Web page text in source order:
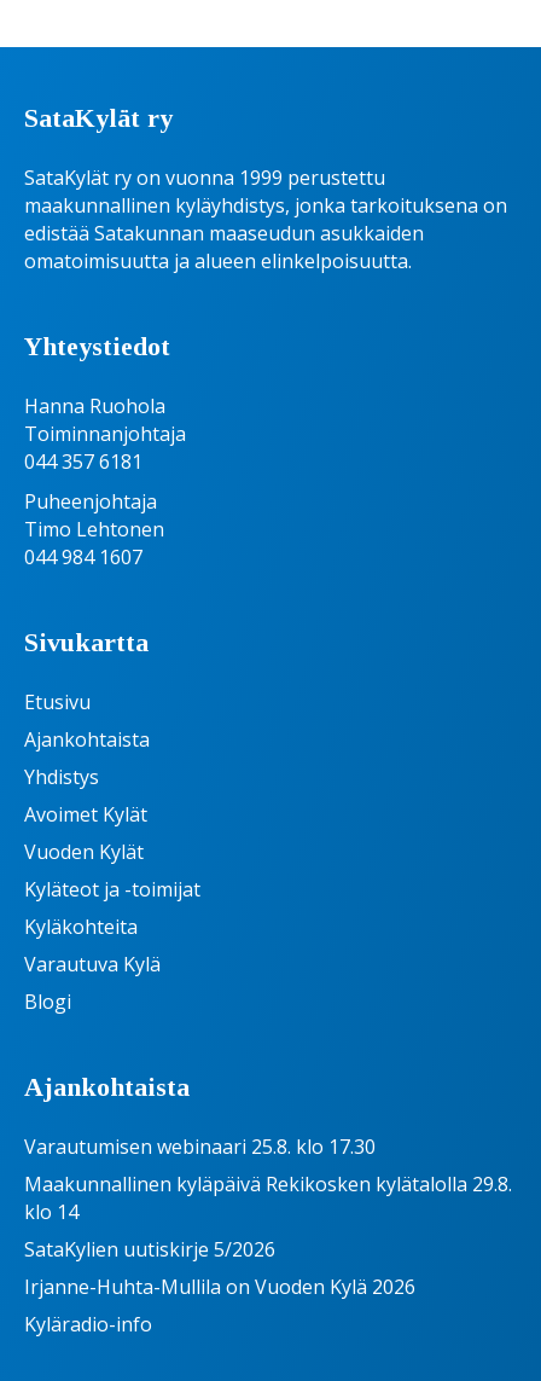
SataKylät ry
SataKylät ry on vuonna 1999 perustettu
maakunnallinen kyläyhdistys, jonka tarkoituksena on
edistää Satakunnan maaseudun asukkaiden
omatoimisuutta ja alueen elinkelpoisuutta.
Yhteystiedot
Hanna Ruohola
Toiminnanjohtaja
044 357 6181
Puheenjohtaja
Timo Lehtonen
044 984 1607
Sivukartta
Etusivu
Ajankohtaista
Yhdistys
Avoimet Kylät
Vuoden Kylät
Kyläteot ja -toimijat
Kyläkohteita
Varautuva Kylä
Blogi
Ajankohtaista
Varautumisen webinaari 25.8. klo 17.30
Maakunnallinen kyläpäivä Rekikosken kylätalolla 29.8.
klo 14
SataKylien uutiskirje 5/2026
Irjanne-Huhta-Mullila on Vuoden Kylä 2026
Kyläradio-info